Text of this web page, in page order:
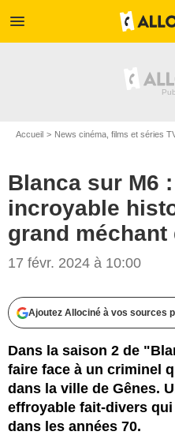
menu
Accueil News cinéma, films et séries
Blanca sur M6
incroyable
grand méchant
17 févr. 2024 à 10:00
Ajoutez Allociné à vos sources
Dans la saison 2 de
faire face à un criminel
dans la ville de Gênes.
effroyable fait-divers
dans les années 70.